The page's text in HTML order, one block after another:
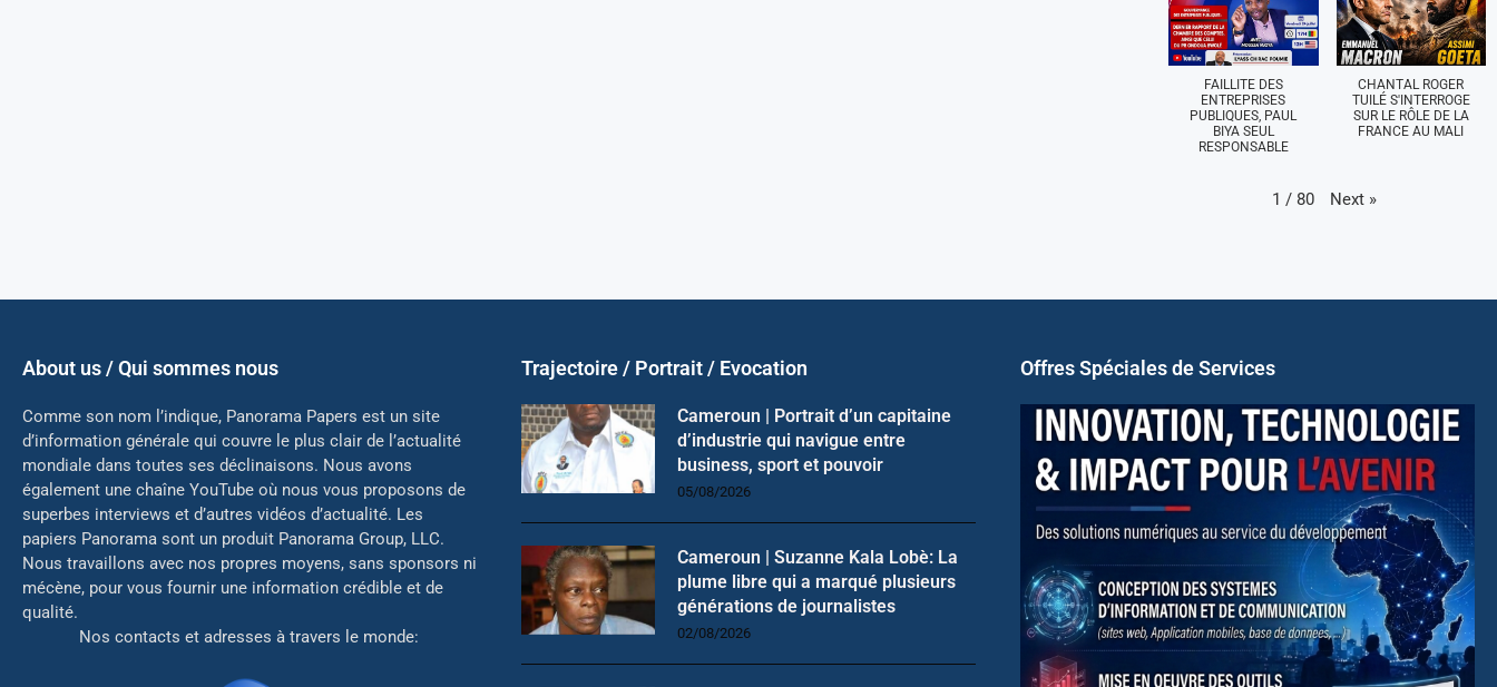
FAILLITE DES
ENTREPRISES
PUBLIQUES, PAUL
BIYA SEUL
RESPONSABLE
CHANTAL ROGER
TUILÉ S'INTERROGE
SUR LE RÔLE DE LA
FRANCE AU MALI
1 / 80 Next »
About us / Qui sommes nous
Comme son nom l’indique, Panorama Papers est un site
d’information générale qui couvre le plus clair de l’actualité
mondiale dans toutes ses déclinaisons. Nous avons
également une chaîne YouTube où nous vous proposons de
superbes interviews et d’autres vidéos d’actualité. Les
papiers Panorama sont un produit Panorama Group, LLC.
Nous travaillons avec nos propres moyens, sans sponsors ni
mécène, pour vous fournir une information crédible et de
qualité.
Nos contacts et adresses à travers le monde:
Trajectoire / Portrait / Evocation
Cameroun | Portrait d’un capitaine
d’industrie qui navigue entre
business, sport et pouvoir
05/08/2026
Cameroun | Suzanne Kala Lobè: La
plume libre qui a marqué plusieurs
générations de journalistes
02/08/2026
Offres Spéciales de Services